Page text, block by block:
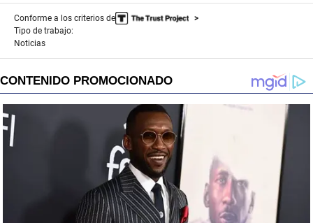
Conforme a los criterios de
Tipo de trabajo:
Noticias